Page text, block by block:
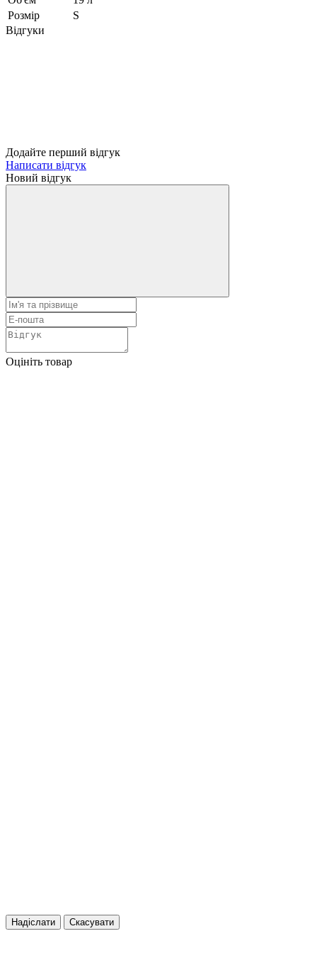
Розмір
S
Відгуки
Додайте перший відгук
Написати відгук
Новий відгук
Оцініть товар
Надіслати Скасувати